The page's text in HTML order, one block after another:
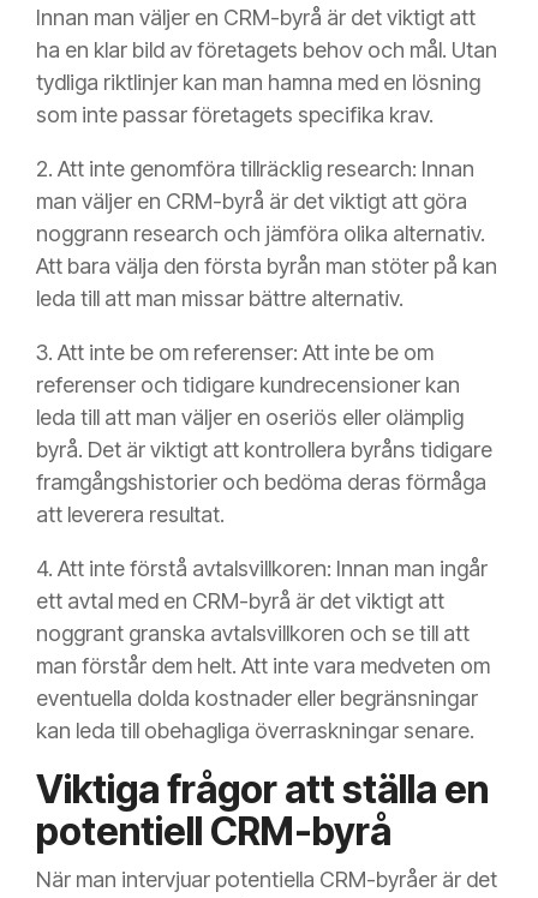
Innan man väljer en CRM-byrå är det viktigt att
ha en klar bild av företagets behov och mål. Utan
tydliga riktlinjer kan man hamna med en lösning
som inte passar företagets specifika krav.
2. Att inte genomföra tillräcklig research: Innan
man väljer en CRM-byrå är det viktigt att göra
noggrann research och jämföra olika alternativ.
Att bara välja den första byrån man stöter på kan
leda till att man missar bättre alternativ.
3. Att inte be om referenser: Att inte be om
referenser och tidigare kundrecensioner kan
leda till att man väljer en oseriös eller olämplig
byrå. Det är viktigt att kontrollera byråns tidigare
framgångshistorier och bedöma deras förmåga
att leverera resultat.
4. Att inte förstå avtalsvillkoren: Innan man ingår
ett avtal med en CRM-byrå är det viktigt att
noggrant granska avtalsvillkoren och se till att
man förstår dem helt. Att inte vara medveten om
eventuella dolda kostnader eller begränsningar
kan leda till obehagliga överraskningar senare.
Viktiga frågor att ställa en
potentiell CRM-byrå
När man intervjuar potentiella CRM-byråer är det